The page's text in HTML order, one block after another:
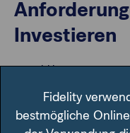
Investieren
Sowohl bei
Ratings konstruiert
den Anbietern
Fidelity
bestmögliche